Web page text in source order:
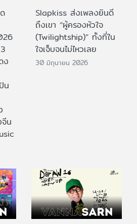
ง
น
น
Slapkiss ส่งเพลงยินดี
ถึงเขา “ผู้ครองหัวใจ
(Twilightship)” ทั้งที่ใน
ใจเจ็บจนไม่ไหวเลย
30 มิถุนายน 2026